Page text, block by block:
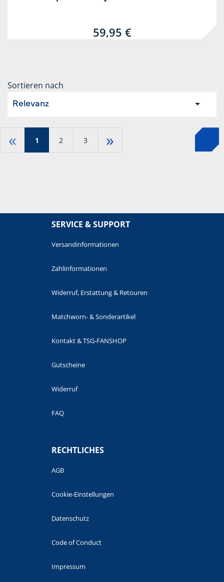
59,95 €
Sortieren nach
Relevanz
« 1 2 3 »
SERVICE & SUPPORT
Versandinformationen
Zahlinformationen
Widerruf, Erstattung & Retouren
Matchworn- & Sonderartikel
Kontakt & TSG-FANSHOP
Gutscheine
Widerruf
FAQ
RECHTLICHES
AGB
Cookie-Einstellungen
Datenschutz
Code of Conduct
Impressum